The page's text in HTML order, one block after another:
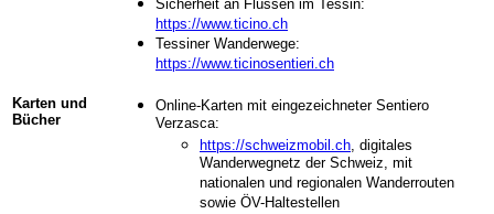
Sicherheit an Flüssen im Tessin:
https://www.ticino.ch
Tessiner Wanderwege:
https://www.ticinosentieri.ch
Karten und
Bücher
Online-Karten mit eingezeichneter Sentiero
Verzasca:
https://schweizmobil.ch, digitales
Wanderwegnetz der Schweiz, mit
nationalen und regionalen Wanderrouten
sowie ÖV-Haltestellen